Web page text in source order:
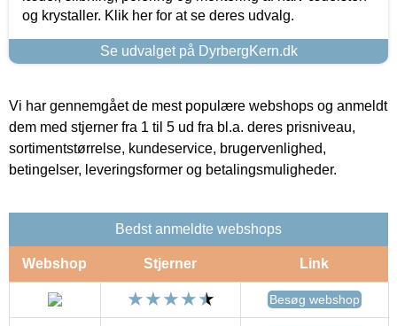
og krystaller. Klik her for at se deres udvalg.
Se udvalget på DyrbergKern.dk
Vi har gennemgået de mest populære webshops og anmeldt
dem med stjerner fra 1 til 5 ud fra bl.a. deres prisniveau,
sortimentstørrelse, kundeservice, brugervenlighed,
betingelser, leveringsformer og betalingsmuligheder.
Bedst anmeldte webshops
Webshop Stjerner Link
Besøg webshop